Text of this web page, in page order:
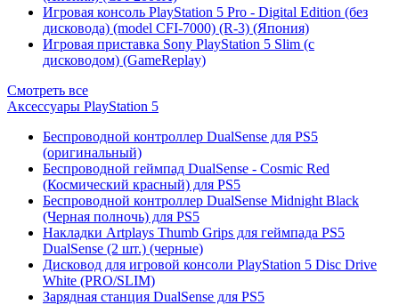
Игровая консоль PlayStation 5 Pro - Digital Edition (без
дисковода) (model CFI-7000) (R-3) (Япония)
Игровая приставка Sony PlayStation 5 Slim (с
дисководом) (GameReplay)
Смотреть все
Аксессуары PlayStation 5
Беспроводной контроллер DualSense для PS5
(оригинальный)
Беспроводной геймпад DualSense - Cosmic Red
(Космический красный) для PS5
Беспроводной контроллер DualSense Midnight Black
(Черная полночь) для PS5
Накладки Artplays Thumb Grips для геймпада PS5
DualSense (2 шт.) (черные)
Дисковод для игровой консоли PlayStation 5 Disc Drive
White (PRO/SLIM)
Зарядная станция DualSense для PS5